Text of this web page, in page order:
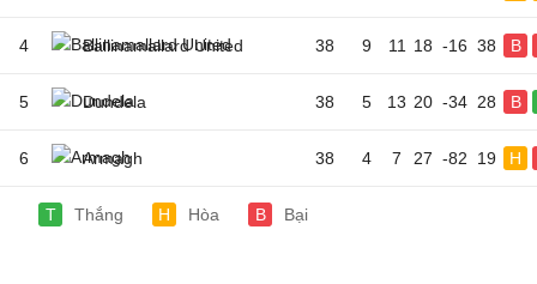
4 Ballinamallard United 38 9 11 18 -16 38 B
5 Dundela 38 5 13 20 -34 28 B
6 Armagh 38 4 7 27 -82 19 H
T Thắng H Hòa B Bại